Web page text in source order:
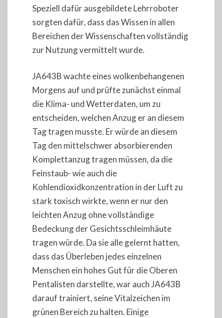
Speziell dafür ausgebildete Lehrroboter
sorgten dafür, dass das Wissen in allen
Bereichen der Wissenschaften vollständig
zur Nutzung vermittelt wurde.
JA643B wachte eines wolkenbehangenen
Morgens auf und prüfte zunächst einmal
die Klima- und Wetterdaten, um zu
entscheiden, welchen Anzug er an diesem
Tag tragen musste. Er würde an diesem
Tag den mittelschwer absorbierenden
Komplettanzug tragen müssen, da die
Feinstaub- wie auch die
Kohlendioxidkonzentration in der Luft zu
stark toxisch wirkte, wenn er nur den
leichten Anzug ohne vollständige
Bedeckung der Gesichtsschleimhäute
tragen würde. Da sie alle gelernt hatten,
dass das Überleben jedes einzelnen
Menschen ein hohes Gut für die Oberen
Pentalisten darstellte, war auch JA643B
darauf trainiert, seine Vitalzeichen im
grünen Bereich zu halten. Einige